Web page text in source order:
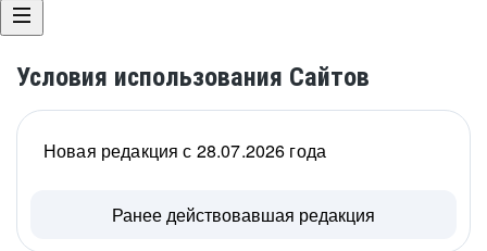
Условия использования Сайтов
Новая редакция с 28.07.2026 года
Ранее действовавшая редакция